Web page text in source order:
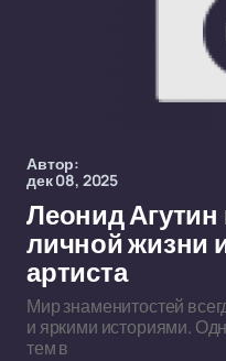
Автор:
дек 08, 2025
Леонид Агутин
личной жизни
артиста
Мир знаменитостей
и яркими историями.
тем в